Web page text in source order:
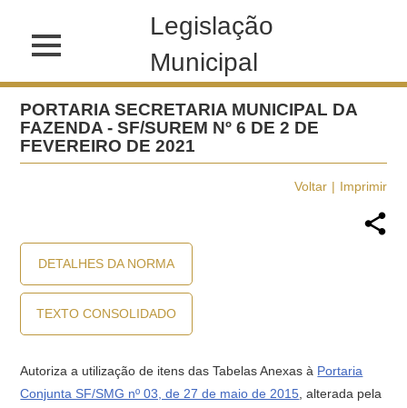
Legislação
Municipal
PORTARIA SECRETARIA MUNICIPAL DA
FAZENDA - SF/SUREM Nº 6 DE 2 DE
FEVEREIRO DE 2021
Voltar Imprimir
DETALHES DA NORMA
TEXTO CONSOLIDADO
Autoriza a utilização de itens das Tabelas Anexas à Portaria
Conjunta SF/SMG nº 03, de 27 de maio de 2015 , alterada pela